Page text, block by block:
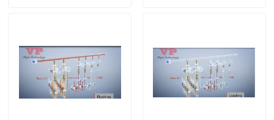
Fälle